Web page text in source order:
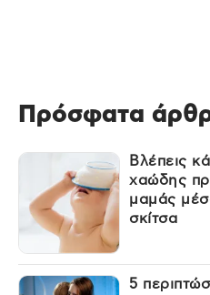
Πρόσφατα
Βλέπεις
χαώδης
μαμάς
σκίτσα
5